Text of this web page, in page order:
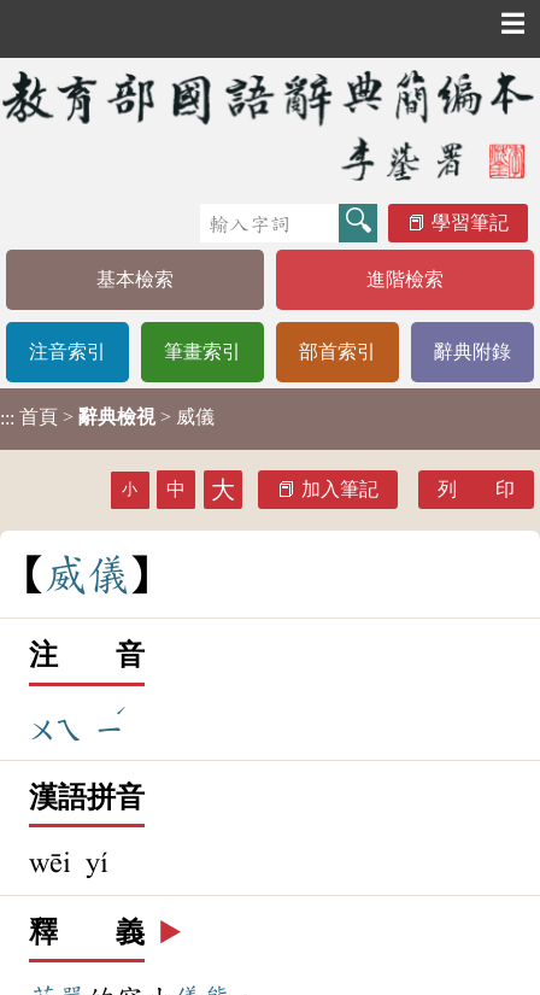
☰
學習筆記
基本檢索 進階檢索
注音索引 筆畫索引 部首索引 辭典附錄
::: 首頁 > 辭典檢視 > 威儀
小 中 大 加入筆記 列 印
威儀
注 音
ㄨㄟ ㄧ
ˊ
漢語拼音
wēi yí
釋 義 ▶️